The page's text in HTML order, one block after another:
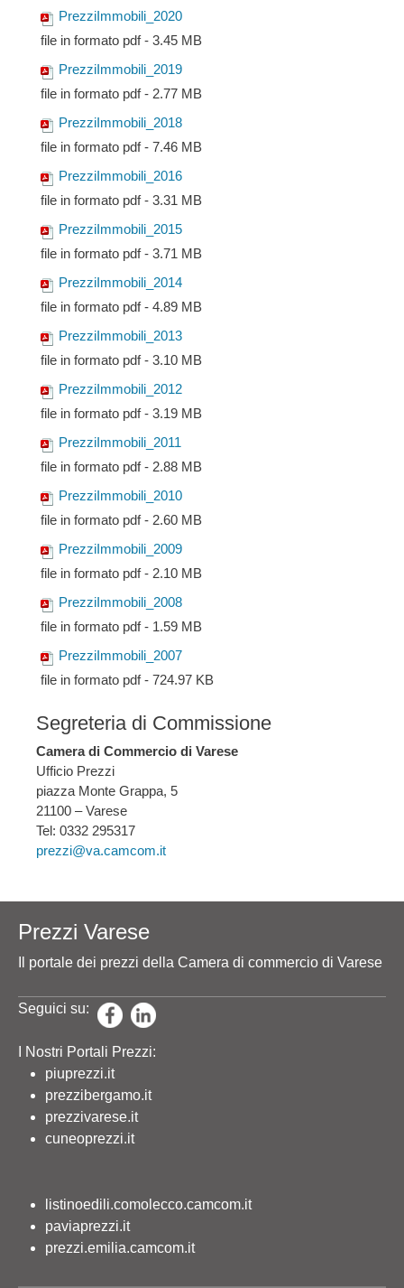
PrezziImmobili_2020
file in formato pdf - 3.45 MB
PrezziImmobili_2019
file in formato pdf - 2.77 MB
PrezziImmobili_2018
file in formato pdf - 7.46 MB
PrezziImmobili_2016
file in formato pdf - 3.31 MB
PrezziImmobili_2015
file in formato pdf - 3.71 MB
PrezziImmobili_2014
file in formato pdf - 4.89 MB
PrezziImmobili_2013
file in formato pdf - 3.10 MB
PrezziImmobili_2012
file in formato pdf - 3.19 MB
PrezziImmobili_2011
file in formato pdf - 2.88 MB
PrezziImmobili_2010
file in formato pdf - 2.60 MB
PrezziImmobili_2009
file in formato pdf - 2.10 MB
PrezziImmobili_2008
file in formato pdf - 1.59 MB
PrezziImmobili_2007
file in formato pdf - 724.97 KB
Segreteria di Commissione
Camera di Commercio di Varese
Ufficio Prezzi
piazza Monte Grappa, 5
21100 – Varese
Tel: 0332 295317
prezzi@va.camcom.it
Prezzi Varese
Il portale dei prezzi della Camera di commercio di Varese
Seguici su:
I Nostri Portali Prezzi:
piuprezzi.it
prezzibergamo.it
prezzivarese.it
cuneoprezzi.it
listinoedili.comolecco.camcom.it
paviaprezzi.it
prezzi.emilia.camcom.it